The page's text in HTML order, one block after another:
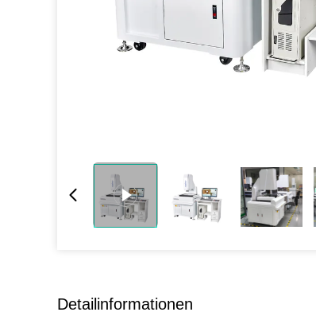
Detailinformationen